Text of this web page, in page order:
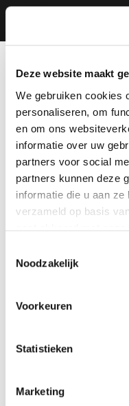
Deze website maakt
We gebruiken cookies
personaliseren, om
en om ons
informatie over uw
partners voor social
partners kunnen deze
informatie die u aan
verzameld op basis
Noodzakelijk
Voorkeuren
Statistieken
Marketing